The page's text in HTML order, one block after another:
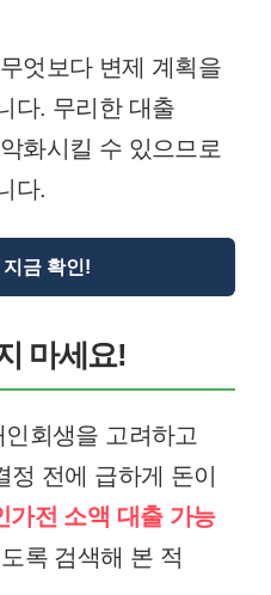
엇보다 변제 계획을
다. 무리한 대출
화시킬 수 있으므로
다.
금 확인!
마세요!
회생을 고려하고
전에 급하게 돈이
가전 소액 대출 가능
록 검색해 본 적